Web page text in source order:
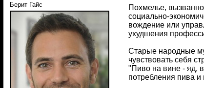
Берит Гайс
Похмелье,
социально-
вождение или
ухудшения
Старые народные
чувствовать себя
"Пиво на вине - яд,
потребления пива и